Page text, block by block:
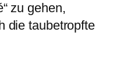
zu gehen,
die taubetropfte